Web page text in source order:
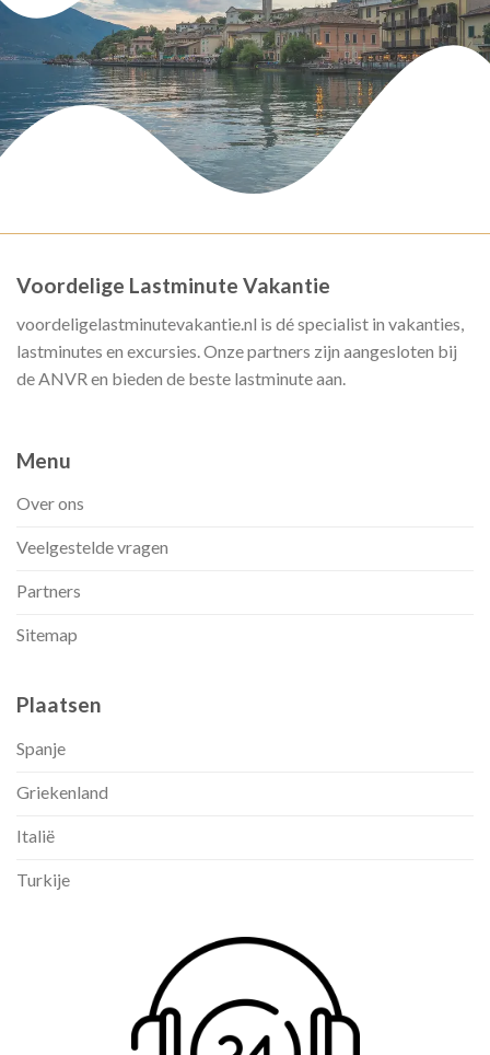
Voordelige Lastminute Vakantie
voordeligelastminutevakantie.nl is dé specialist in vakanties,
lastminutes en excursies. Onze partners zijn aangesloten bij
de ANVR en bieden de beste lastminute aan.
Menu
Over ons
Veelgestelde vragen
Partners
Sitemap
Plaatsen
Spanje
Griekenland
Italië
Turkije